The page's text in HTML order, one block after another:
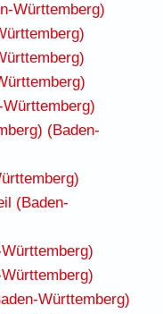
Württemberg)
(Baden-
(Baden-
Württemberg)